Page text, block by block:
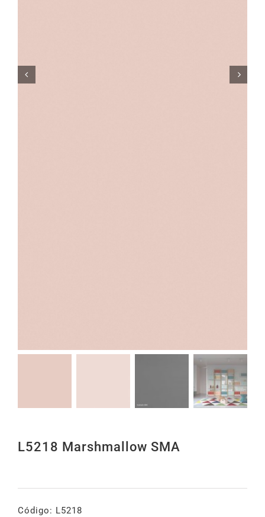
L5218 Marshmallow SMA
Código: L5218